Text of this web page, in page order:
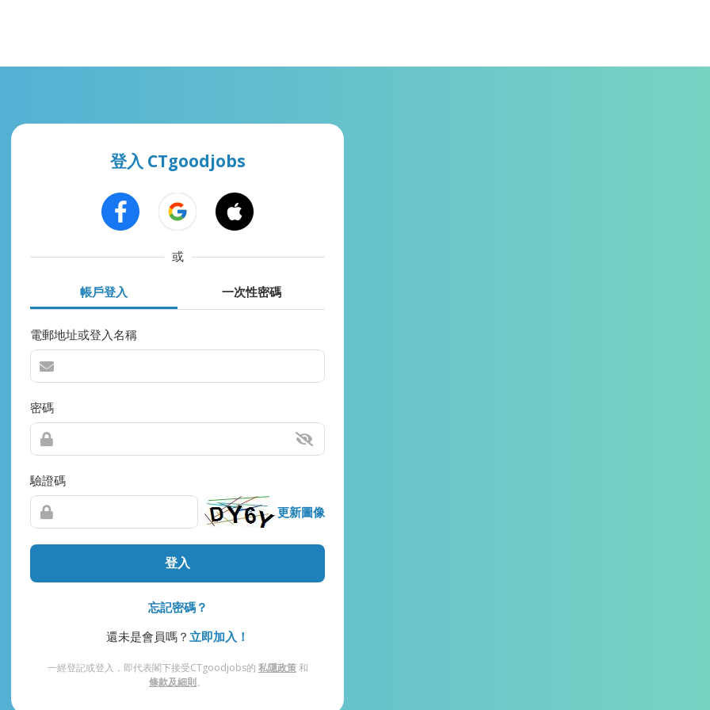
登入 CTgoodjobs
或
帳戶登入 一次性密碼
電郵地址或登入名稱
密碼
驗證碼
更新圖像
登入
忘記密碼？
還未是會員嗎？ 立即加入！
一經登記或登入，即代表閣下接受CTgoodjobs的 私隱政策和
條款及細則。